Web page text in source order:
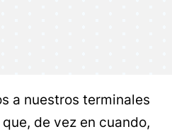
a nuestros terminales
de vez en cuando,